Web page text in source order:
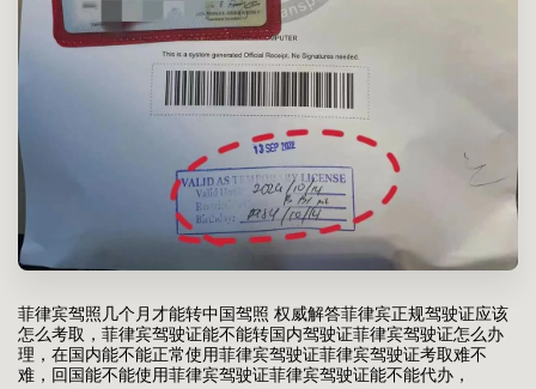
菲律宾驾照几个月才能转中国驾照 权威解答菲律宾正规驾驶证应该
怎么考取，菲律宾驾驶证能不能转国内驾驶证菲律宾驾驶证怎么办
理，在国内能不能正常使用菲律宾驾驶证菲律宾驾驶证考取难不
难，回国能不能使用菲律宾驾驶证菲律宾驾驶证能不能代办，